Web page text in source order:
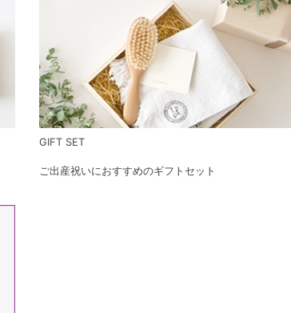
GIFT SET
ご出産祝いにおすすめのギフトセット